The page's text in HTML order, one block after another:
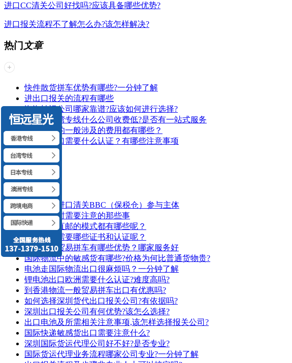
进口CC清关公司好找吗?应该具备哪些优势?
进口报关流程不了解怎么办?该怎样解决?
热门 文章
快件散货拼车优势有哪些?一分钟了解
进出口报关的流程有哪些
海淘转运公司哪家靠谱?应该如何进行选择?
广州到台湾专线什么公司收费低?是否有一站式服务
清关代理的一般涉及的费用都有哪些？
锂电池出口需要什么认证？有哪些注意事项
最新资讯
跨境电商进口清关BBC（保税仓）参与主体
FBA清关时需要注意的那些事
当今跨境直邮的模式都有哪些呢？
食品出口需要哪些证书和认证呢？
中港一般贸易拼车有哪些优势？哪家服务好
国际物流中的敏感货有哪些?价格为何比普通货物贵?
电池走国际物流出口很麻烦吗？一分钟了解
锂电池出口欧洲需要什么认证?难度高吗?
到香港物流一般贸易拼车出口有优惠吗?
如何选择深圳货代出口报关公司?有依据吗?
深圳出口报关公司有何优势?该怎么选择?
出口电池及所需相关注意事项,该怎样选择报关公司?
国际快递敏感货出口需要注意什么?
深圳国际货运代理公司好不好?是否专业?
国际货运代理业务流程哪家公司专业?一分钟了解